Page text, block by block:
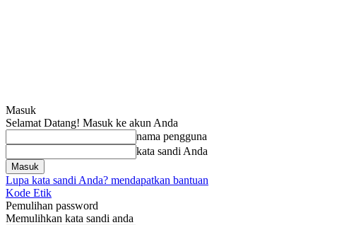
Masuk
Selamat Datang! Masuk ke akun Anda
nama pengguna
kata sandi Anda
Lupa kata sandi Anda? mendapatkan bantuan
Kode Etik
Pemulihan password
Memulihkan kata sandi anda